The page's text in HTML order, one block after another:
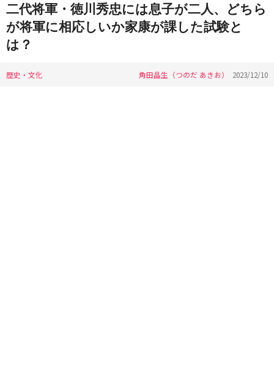
二代将軍・徳川秀忠には息子が二人、どちら
が将軍に相応しいか家康が課した試験と
は？
歴史・文化 角田晶生（つのだ あきお） 2023/12/10